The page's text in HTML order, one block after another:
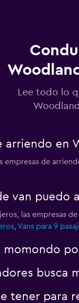
Lee todo lo
arriendo en
empresas de
van puedo
las empresas
, Vans para 9
momondo
busca
tener para